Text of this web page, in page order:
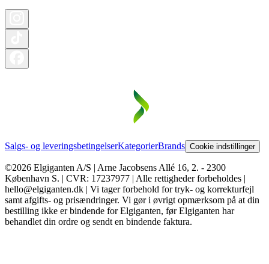
Salgs- og leveringsbetingelserKategorierBrands Cookie indstillinger
©2026 Elgiganten A/S | Arne Jacobsens Allé 16, 2. - 2300
København S. | CVR: 17237977 | Alle rettigheder forbeholdes |
hello@elgiganten.dk | Vi tager forbehold for tryk- og korrekturfejl
samt afgifts- og prisændringer. Vi gør i øvrigt opmærksom på at din
bestilling ikke er bindende for Elgiganten, før Elgiganten har
behandlet din ordre og sendt en bindende faktura.